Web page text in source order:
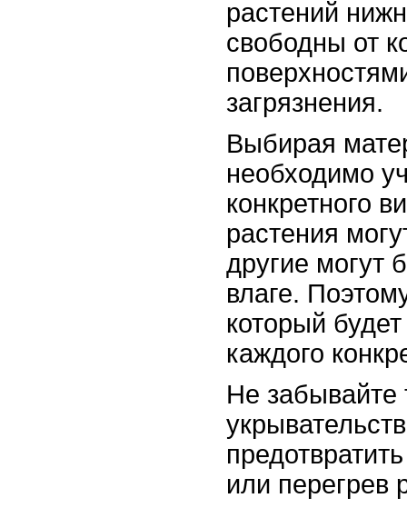
растений
свободны от
загрязнения.
Выбирая
необходимо
конкретного
растения
другие могут
влаге.
который
каждого
Не забывайте
или перегрев